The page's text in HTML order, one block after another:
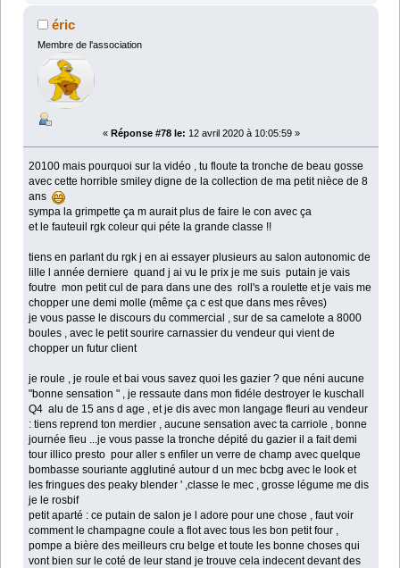
éric
Membre de l'association
« Réponse #78 le: 12 avril 2020 à 10:05:59 »
20100 mais pourquoi sur la vidéo , tu floute ta tronche de beau gosse
avec cette horrible smiley digne de la collection de ma petit nièce de 8
ans
sympa la grimpette ça m aurait plus de faire le con avec ça
et le fauteuil rgk coleur qui péte la grande classe !!
tiens en parlant du rgk j en ai essayer plusieurs au salon autonomic de
lille l année derniere quand j ai vu le prix je me suis putain je vais
foutre mon petit cul de para dans une des roll's a roulette et je vais me
chopper une demi molle (même ça c est que dans mes rêves)
je vous passe le discours du commercial , sur de sa camelote a 8000
boules , avec le petit sourire carnassier du vendeur qui vient de
chopper un futur client
je roule , je roule et bai vous savez quoi les gazier ? que néni aucune
"bonne sensation " , je ressaute dans mon fidéle destroyer le kuschall
Q4 alu de 15 ans d age , et je dis avec mon langage fleuri au vendeur
: tiens reprend ton merdier , aucune sensation avec ta carriole , bonne
journée fieu ...je vous passe la tronche dépité du gazier il a fait demi
tour illico presto pour aller s enfiler un verre de champ avec quelque
bombasse souriante agglutiné autour d un mec bcbg avec le look et
les fringues des peaky blender ' ,classe le mec , grosse légume me dis
je le rosbif
petit aparté : ce putain de salon je l adore pour une chose , faut voir
comment le champagne coule a flot avec tous les bon petit four ,
pompe a bière des meilleurs cru belge et toute les bonne choses qui
vont bien sur le coté de leur stand je trouve cela indecent devant des